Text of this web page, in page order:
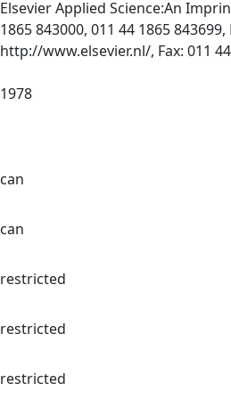
Elsevier Applied Science:An
1865 843000, 011 44 1865 843699,